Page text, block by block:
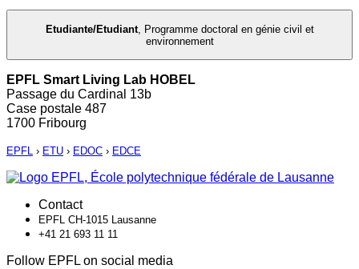
Etudiante/Etudiant, Programme doctoral en génie civil et
environnement
EPFL Smart Living Lab HOBEL
Passage du Cardinal 13b
Case postale 487
1700 Fribourg
EPFL › ETU › EDOC › EDCE
Contact
EPFL CH-1015 Lausanne
+41 21 693 11 11
Follow EPFL on social media